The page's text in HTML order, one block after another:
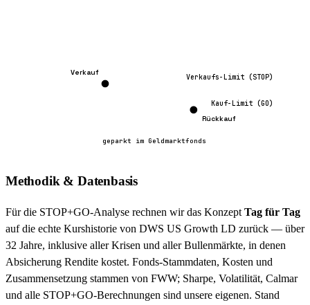
Verkaufs-Limit (STOP)
Kauf-Limit (GO)
Verkauf
geparkt im Geldmarktfonds
Rückkauf
Methodik & Datenbasis
Für die STOP+GO-Analyse rechnen wir das Konzept Tag für Tag
auf die echte Kurshistorie von DWS US Growth LD zurück — über
32 Jahre, inklusive aller Krisen und aller Bullenmärkte, in denen
Absicherung Rendite kostet. Fonds-Stammdaten, Kosten und
Zusammensetzung stammen von FWW; Sharpe, Volatilität, Calmar
und alle STOP+GO-Berechnungen sind unsere eigenen. Stand